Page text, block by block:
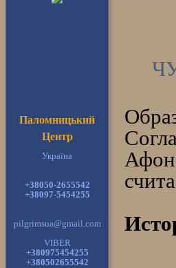
Паломницький
Центр
Україна
+38050-2655542
+38097-5454255
pilgrimsua@gmail.com
VIBER
+380975454255
+380502655542